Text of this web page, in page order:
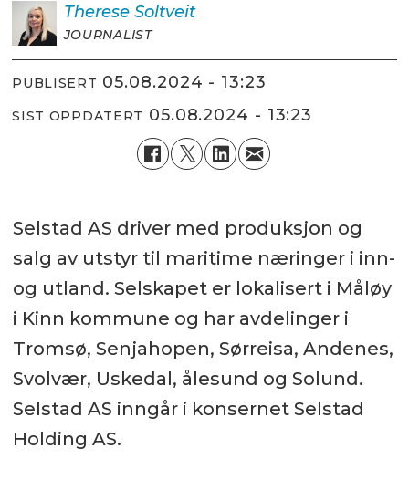
Therese Soltveit
JOURNALIST
PUBLISERT 05.08.2024 - 13:23
SIST OPPDATERT 05.08.2024 - 13:23
Selstad AS driver med produksjon og
salg av utstyr til maritime næringer i inn-
og utland. Selskapet er lokalisert i Måløy
i Kinn kommune og har avdelinger i
Tromsø, Senjahopen, Sørreisa, Andenes,
Svolvær, Uskedal, ålesund og Solund.
Selstad AS inngår i konsernet Selstad
Holding AS.